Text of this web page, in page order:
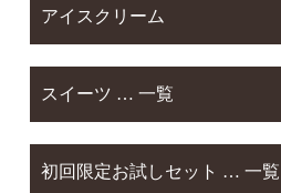
アイスクリーム
スイーツ … 一覧
初回限定お試しセット … 一覧